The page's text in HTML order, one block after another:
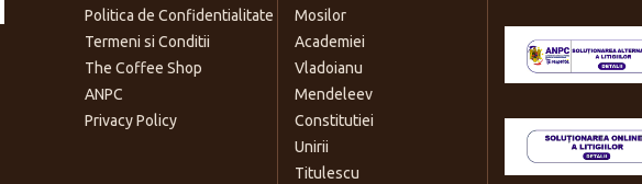
Politica de Confidentialitate
Termeni si Conditii
The Coffee Shop
ANPC
Privacy Policy
Mosilor
Academiei
Vladoianu
Mendeleev
Constitutiei
Unirii
Titulescu